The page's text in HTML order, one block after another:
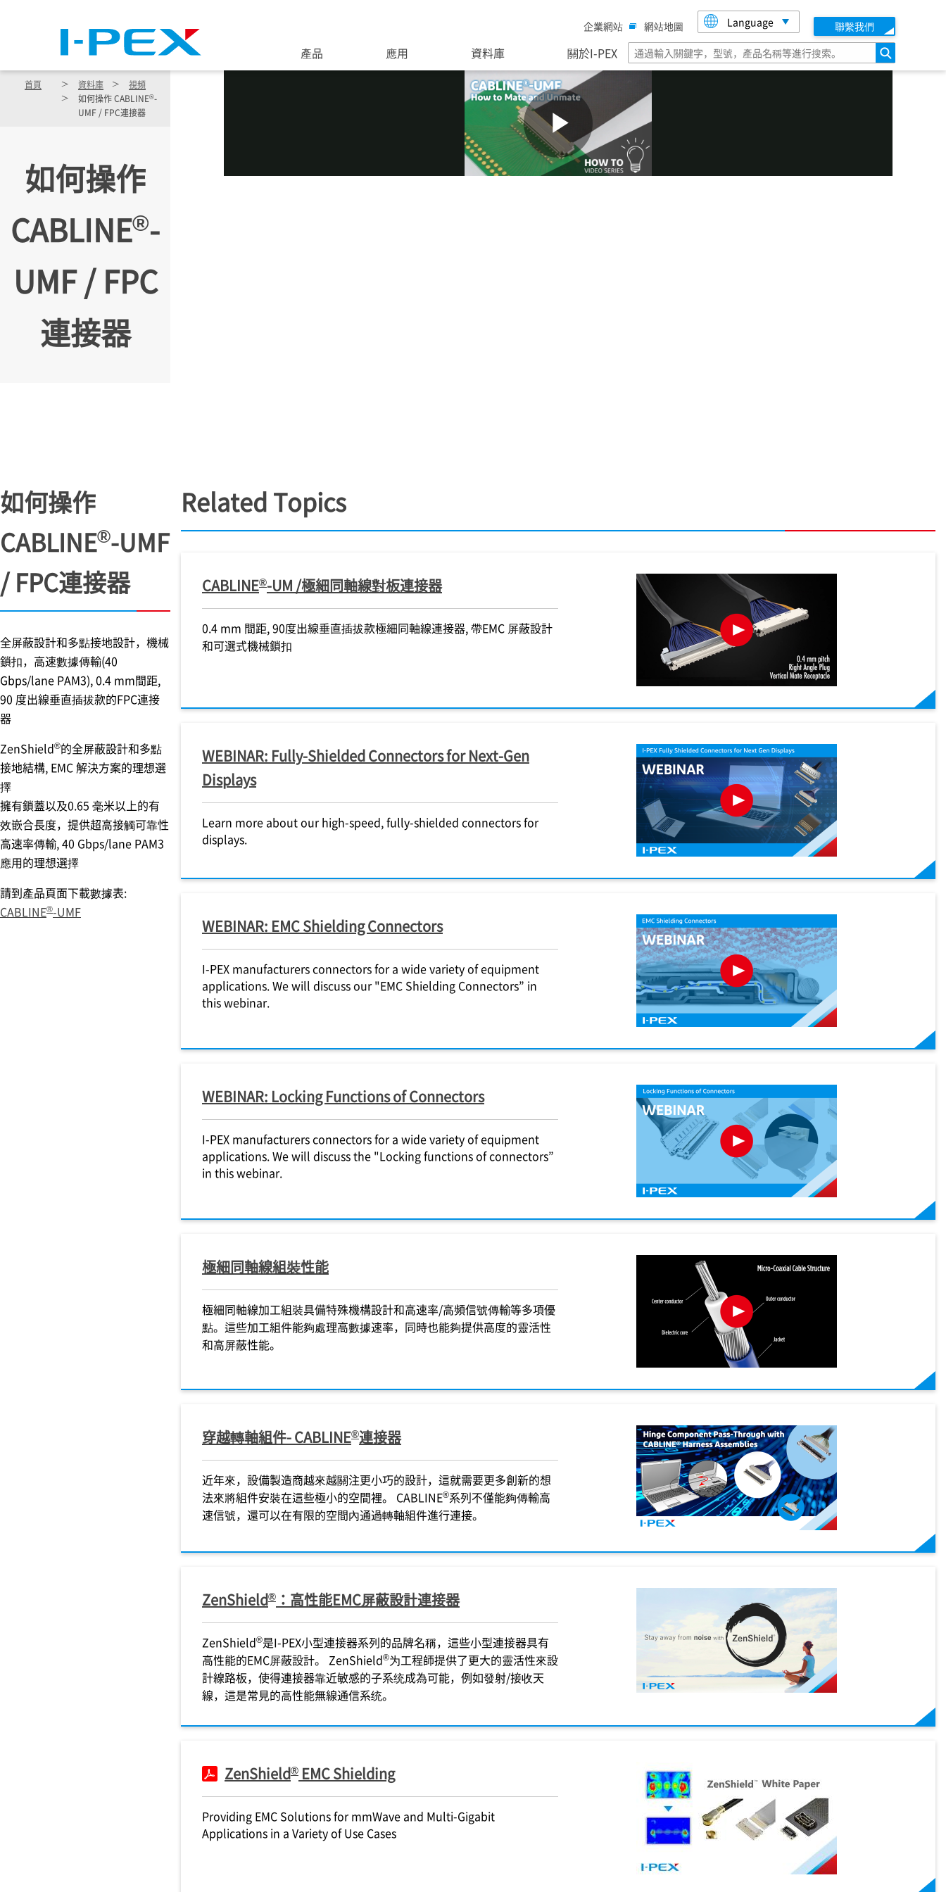
企業網站 網站地圖 Language 聯繫我們
產品 應用 資料庫 關於I-PEX 搜索
首頁 資料庫
視頻
如何操作 CABLINE®-
UMF / FPC連接器
如何操作
CABLINE®-
UMF / FPC
連接器
如何操作
CABLINE®-UMF
/ FPC連接器
全屏蔽設計和多點接地設計，機械
鎖扣，高速數據傳輸(40
Gbps/lane PAM3), 0.4 mm間距,
90 度出線垂直插拔款的FPC連接
器
ZenShield®的全屏蔽設計和多點
接地結構, EMC 解決方案的理想選
擇
擁有鎖蓋以及0.65 毫米以上的有
效嵌合長度，提供超高接觸可靠性
高速率傳輸, 40 Gbps/lane PAM3
應用的理想選擇
請到產品頁面下載數據表:
CABLINE®-UMF
Related Topics
CABLINE®-UM /極細同軸線對板連接器
0.4 mm 間距, 90度出線垂直插拔款極細同軸線連接器, 帶EMC 屏蔽設計
和可選式機械鎖扣
WEBINAR: Fully-Shielded Connectors for Next-Gen
Displays
Learn more about our high-speed, fully-shielded connectors for
displays.
WEBINAR: EMC Shielding Connectors
I-PEX manufacturers connectors for a wide variety of equipment
applications. We will discuss our "EMC Shielding Connectors” in
this webinar.
WEBINAR: Locking Functions of Connectors
I-PEX manufacturers connectors for a wide variety of equipment
applications. We will discuss the "Locking functions of connectors”
in this webinar.
極細同軸線組裝性能
極細同軸線加工組裝具備特殊機構設計和高速率/高頻信號傳輸等多項優
點。這些加工組件能夠處理高數據速率，同時也能夠提供高度的靈活性
和高屏蔽性能。
穿越轉軸組件- CABLINE®連接器
近年來，設備製造商越來越關注更小巧的設計，這就需要更多創新的想
法來將組件安裝在這些極小的空間裡。 CABLINE®系列不僅能夠傳輸高
速信號，還可以在有限的空間內通過轉軸組件進行連接。
ZenShield® ：高性能EMC屏蔽設計連接器
ZenShield®是I-PEX小型連接器系列的品牌名稱，這些小型連接器具有
高性能的EMC屏蔽設計。 ZenShield®为工程師提供了更大的靈活性來設
計線路板，使得連接器靠近敏感的子系统成為可能，例如發射/接收天
線，這是常見的高性能無線通信系统。
ZenShield® EMC Shielding
Providing EMC Solutions for mmWave and Multi-Gigabit
Applications in a Variety of Use Cases